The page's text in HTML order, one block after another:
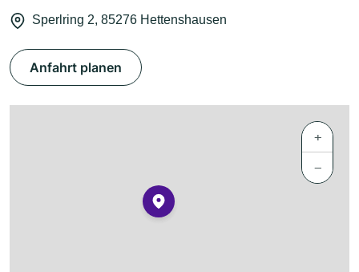
Sperlring 2, 85276 Hettenshausen
Anfahrt planen
+
−